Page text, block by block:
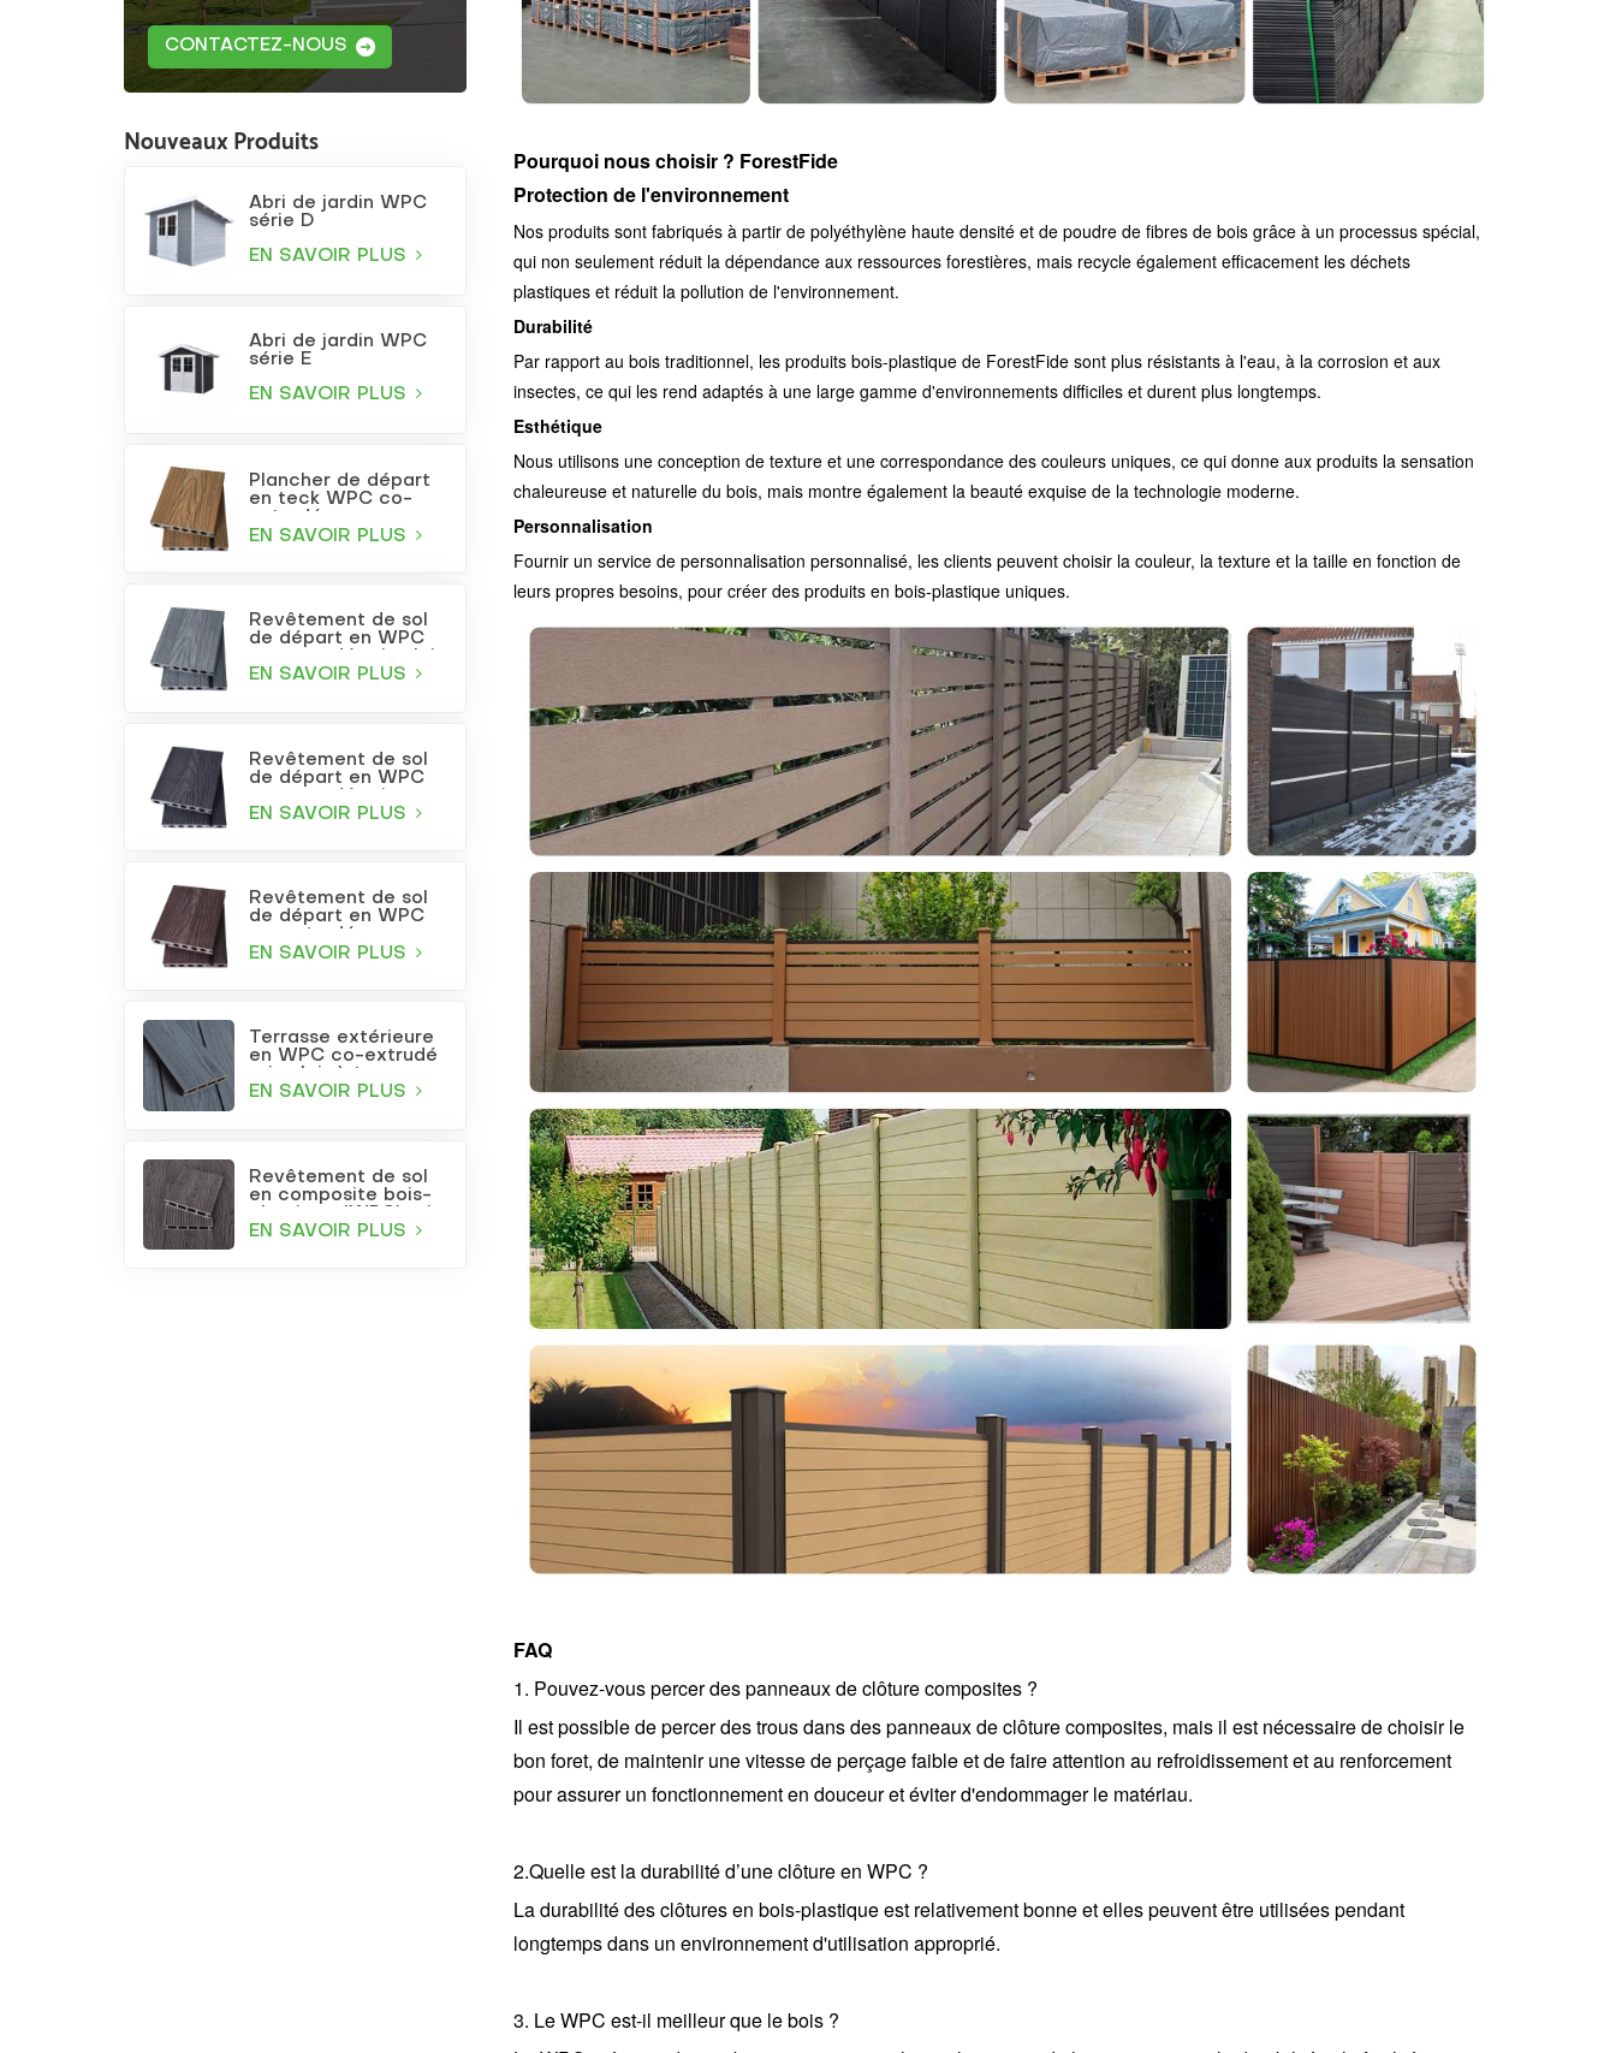
CONTACTEZ-NOUS
Nouveaux Produits
Abri de jardin WPC
série D
EN SAVOIR PLUS
Abri de jardin WPC
série E
EN SAVOIR PLUS
Plancher de départ
en teck WPC co-
EN SAVOIR PLUS
Revêtement de sol
de départ en WPC
EN SAVOIR PLUS
Revêtement de sol
de départ en WPC
anthracite
EN SAVOIR PLUS
Revêtement de sol
de départ en WPC
bordeaux
EN SAVOIR PLUS
Terrasse extérieure
en WPC co-extrudé
carrés
EN SAVOIR PLUS
Revêtement de sol
en composite bois-
foncé gaufré pour
EN SAVOIR PLUS
Pourquoi nous choisir ? ForestFide
Protection de l'environnement
Nos produits sont fabriqués à partir de polyéthylène haute densité et de poudre de fibres de bois grâce à un processus spécial,
qui non seulement réduit la dépendance aux ressources forestières, mais recycle également efficacement les déchets
plastiques et réduit la pollution de l'environnement.
Durabilité
Par rapport au bois traditionnel, les produits bois-plastique de ForestFide sont plus résistants à l'eau, à la corrosion et aux
insectes, ce qui les rend adaptés à une large gamme d'environnements difficiles et durent plus longtemps.
Esthétique
Nous utilisons une conception de texture et une correspondance des couleurs uniques, ce qui donne aux produits la sensation
chaleureuse et naturelle du bois, mais montre également la beauté exquise de la technologie moderne.
Personnalisation
Fournir un service de personnalisation personnalisé, les clients peuvent choisir la couleur, la texture et la taille en fonction de
leurs propres besoins, pour créer des produits en bois-plastique uniques.
FAQ
1. Pouvez-vous percer des panneaux de clôture composites ?
Il est possible de percer des trous dans des panneaux de clôture composites, mais il est nécessaire de choisir le
bon foret, de maintenir une vitesse de perçage faible et de faire attention au refroidissement et au renforcement
pour assurer un fonctionnement en douceur et éviter d'endommager le matériau.
2.Quelle est la durabilité d’une clôture en WPC ?
La durabilité des clôtures en bois-plastique est relativement bonne et elles peuvent être utilisées pendant
longtemps dans un environnement d'utilisation approprié.
3. Le WPC est-il meilleur que le bois ?